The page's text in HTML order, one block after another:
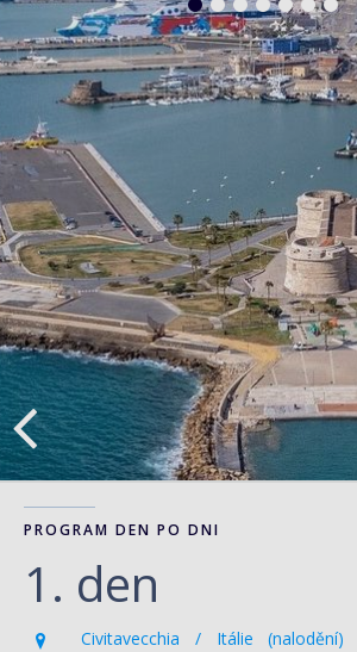
PROGRAM DEN PO DNI
1. den
Civitavecchia / Itálie